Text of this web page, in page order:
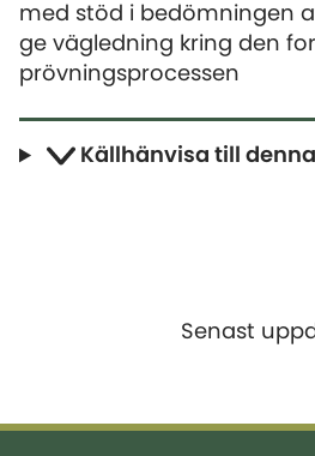
med stöd i bedömningen
ge vägledning kring den
prövningsprocessen
Källhänvisa till
Senast